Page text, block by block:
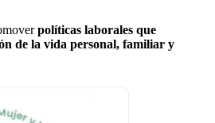
políticas laborales que
de la vida personal, familiar y